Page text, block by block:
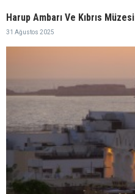
Harup Ambarı Ve Kıbrıs Müzesi
31 Ağustos 2025